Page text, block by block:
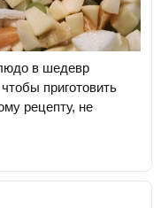
в шедевр
приготовить
рецепту, не